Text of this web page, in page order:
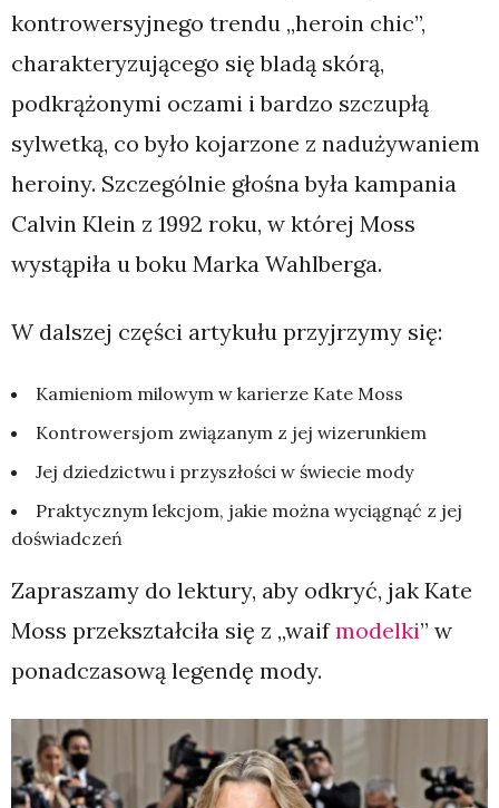
kontrowersyjnego trendu „heroin chic”,
charakteryzującego się bladą skórą,
podkrążonymi oczami i bardzo szczupłą
sylwetką, co było kojarzone z nadużywaniem
heroiny. Szczególnie głośna była kampania
Calvin Klein z 1992 roku, w której Moss
wystąpiła u boku Marka Wahlberga.
W dalszej części artykułu przyjrzymy się:
Kamieniom milowym w karierze Kate Moss
Kontrowersjom związanym z jej wizerunkiem
Jej dziedzictwu i przyszłości w świecie mody
Praktycznym lekcjom, jakie można wyciągnąć z jej
doświadczeń
Zapraszamy do lektury, aby odkryć, jak Kate
Moss przekształciła się z „waifmodelki” w
ponadczasową legendę mody.